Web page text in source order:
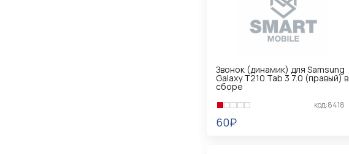
Звонок (динамик) для Samsung
Galaxy T210 Tab 3 7.0 (правый) в
сборе
код:8418
60₽